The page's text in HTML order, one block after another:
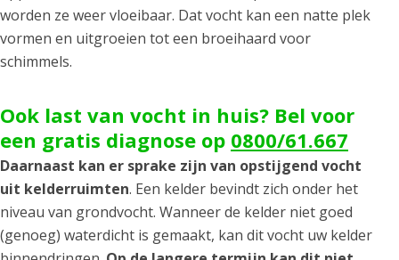
worden ze weer vloeibaar. Dat vocht kan een natte plek
vormen en uitgroeien tot een broeihaard voor
schimmels.
Ook last van vocht in huis? Bel voor
een gratis diagnose op 0800/61.667
Daarnaast kan er sprake zijn van opstijgend vocht
uit kelderruimten. Een kelder bevindt zich onder het
niveau van grondvocht. Wanneer de kelder niet goed
(genoeg) waterdicht is gemaakt, kan dit vocht uw kelder